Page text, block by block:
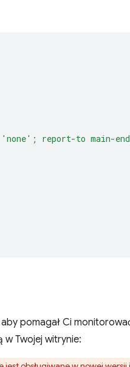
report-to main-
pomagał Ci
Twojej witrynie: